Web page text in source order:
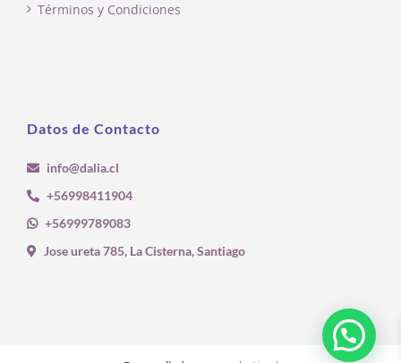
Términos y Condiciones
Datos de Contacto
info@dalia.cl
+56998411904
+56999789083
Jose ureta 785, La Cisterna, Santiago